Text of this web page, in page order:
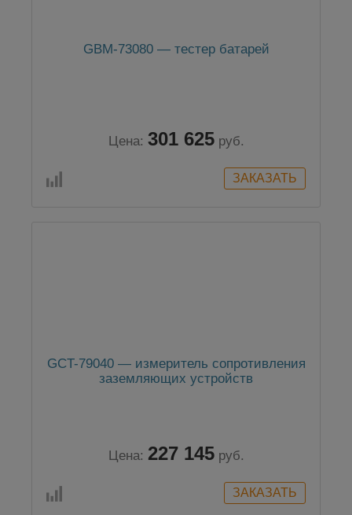
GBM-73080 — тестер батарей
Цена: 301 625 руб.
GCT-79040 — измеритель сопротивления
заземляющих устройств
Цена: 227 145 руб.